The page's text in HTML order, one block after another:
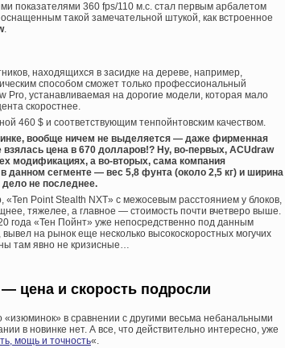
показателями 360 fps/110 м.с. стал первым арбалетом
такой замечательной штукой, как встроенное
.
находящихся в засидке на дереве, например,
способом сможет только профессиональный
Pro, устанавливаемая на дорогие модели, которая мало
скоростнее.
460 $ и соответствующим тенпойнтовским качеством.
вообще ничем не выделяется — даже фирменная
взялась цена в 670 долларов!? Ну, во-первых, ACUdraw
модификациях, а во-вторых, сама компания
данном сегменте — вес 5,8 фунта (около 2,5 кг) и ширина
не последнее.
Point Stealth NXT» с межосевым расстоянием у блоков,
тяжелее, а главное — стоимость почти вчетверо выше.
года «Тен Пойнт» уже непосредственно под данным
на рынок еще несколько высокоскоростных могучих
там явно не кризисные…
цена и скорость подросли
в сравнении с другими весьма небанальными
в новинке нет. А все, что действительно интересно, уже
мощь и точность«.